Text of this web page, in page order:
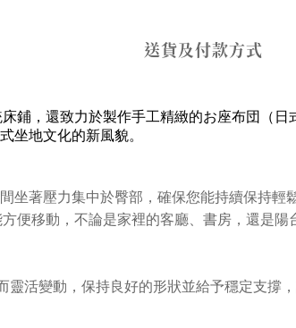
送貨及付款方式
，還致力於製作手工精緻的お座布団（日
坐地文化的新風貌。
著壓力集中於臀部，確保您能持續保持
移動，不論是家裡的客廳、書房，還是陽
活變動，保持良好的形狀並給予穩定支撐